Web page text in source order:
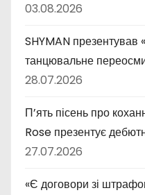
03.08.2026
SHYMAN презентував
танцювальне
28.07.2026
П’ять пісень про
Rose презентує
27.07.2026
«Є договори зі